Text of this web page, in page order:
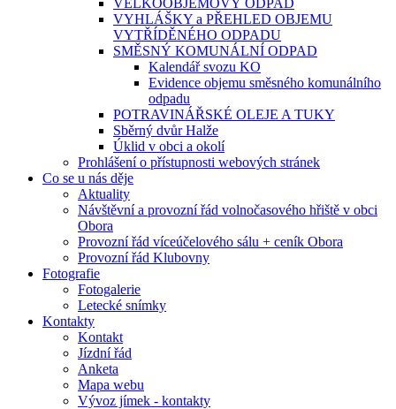
VELKOOBJEMOVÝ ODPAD
VYHLÁŠKY a PŘEHLED OBJEMU
VYTŘÍDĚNÉHO ODPADU
SMĚSNÝ KOMUNÁLNÍ ODPAD
Kalendář svozu KO
Evidence objemu směsného komunálního
odpadu
POTRAVINÁŘSKÉ OLEJE A TUKY
Sběrný dvůr Halže
Úklid v obci a okolí
Prohlášení o přístupnosti webových stránek
Co se u nás děje
Aktuality
Návštěvní a provozní řád volnočasového hřiště v obci
Obora
Provozní řád víceúčelového sálu + ceník Obora
Provozní řád Klubovny
Fotografie
Fotogalerie
Letecké snímky
Kontakty
Kontakt
Jízdní řád
Anketa
Mapa webu
Vývoz jímek - kontakty